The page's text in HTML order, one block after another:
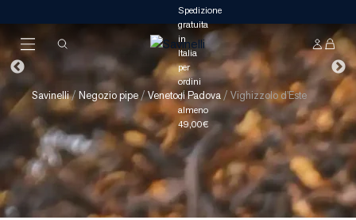
Savinelli/ Negozio pipe/Veneto/Padova / Vighizzolo d'Este